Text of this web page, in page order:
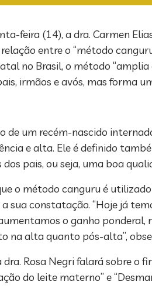
feira (14), a dra. Carmen
entre o “método
no Brasil, o método “amplia
irmãos e avós, mas forma
de um recém-nascido
e alta. Ele é definido
pais, ou seja, uma boa
o método canguru é
sua constatação. “Hoje já
o ganho ponderal,
alta quanto pós-alta”,
dra. Rosa Negri falará sobre o
do leite materno” e